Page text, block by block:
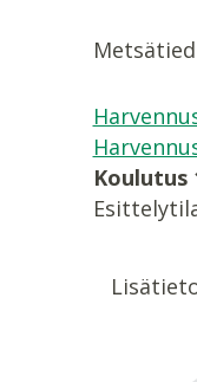
Koulutus